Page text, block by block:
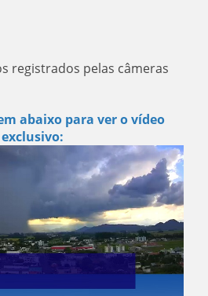
registrados pelas câmeras
abaixo para ver o vídeo
exclusivo: